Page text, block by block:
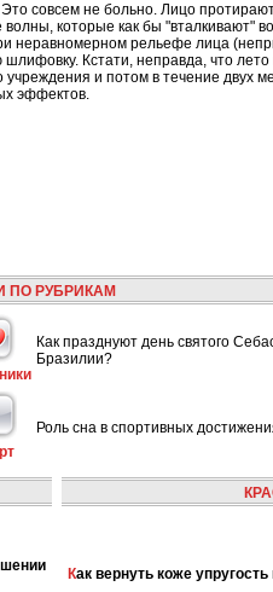
совсем не больно. Лицо
которые как бы "вталкивают"
неравномерном рельефе лица
Кстати, неправда, что
и потом в течение двух
эффектов.
ПО РУБРИКАМ
Как празднуют день святого
Бразилии?
Роль сна в спортивных
Как вернуть коже